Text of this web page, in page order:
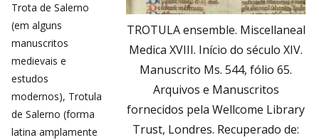
TROTULA ensemble. Miscellaneal
Medica XVIII. Início do século XIV.
Manuscrito Ms. 544, fólio 65.
Arquivos e Manuscritos
fornecidos pela Wellcome Library
Trust, Londres. Recuperado de:
Trota de Salerno
(em alguns
manuscritos
medievais e
estudos
modernos), Trotula
de Salerno (forma
latina amplamente